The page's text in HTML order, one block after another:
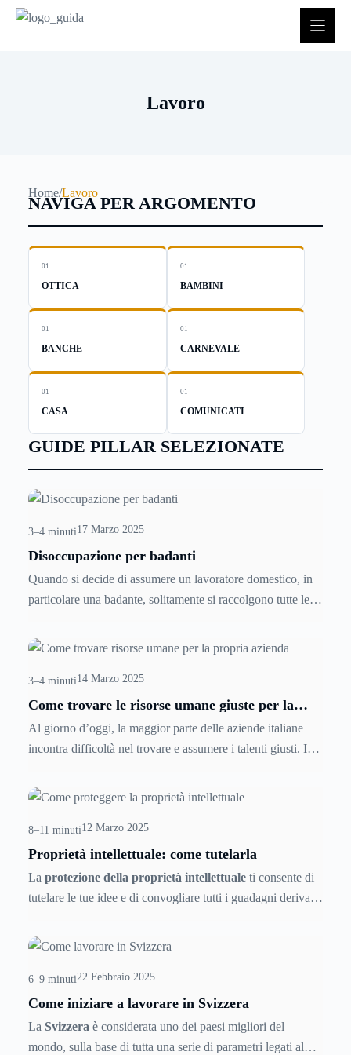
Lavoro
Home/Lavoro
NAVIGA PER ARGOMENTO
01
OTTICA
01
BAMBINI
01
BANCHE
01
CARNEVALE
01
CASA
01
COMUNICATI
GUIDE PILLAR SELEZIONATE
3–4 minuti17 Marzo 2025
Disoccupazione per badanti
Quando si decide di assumere un lavoratore domestico, in
particolare una badante, solitamente si raccolgono tutte le
assunzione, ma difficilmente ci si informa in caso di
normative in merito alla disoccupazione per badanti,
qualora esse vengano licenziate.
3–4 minuti14 Marzo 2025
Come trovare le risorse umane giuste per la
Al giorno d’oggi, la maggior parte delle aziende italiane
incontra difficoltà nel trovare e assumere i talenti giusti. I
mercato del lavoro, rendendo necessario un ripensamento
propri processi rischiano di perdere i migliori professionisti
a favore della concorrenza. Per attrarre talenti qualificati, le
aziende devono rivedere le modalità di selezione, puntando
su approcci innovativi e personalizzati.
8–11 minuti12 Marzo 2025
Proprietà intellettuale: come tutelarla
La protezione della proprietà intellettuale ti consente di
tutelare le tue idee e di convogliare tutti i guadagni derivanti
sfruttarle per ottenerne il massimo guadagno continua a
difficile da proteggere se non si conosce bene la legge.
6–9 minuti22 Febbraio 2025
Come iniziare a lavorare in Svizzera
La Svizzera è considerata uno dei paesi migliori del
mondo, sulla base di tutta una serie di parametri legati al